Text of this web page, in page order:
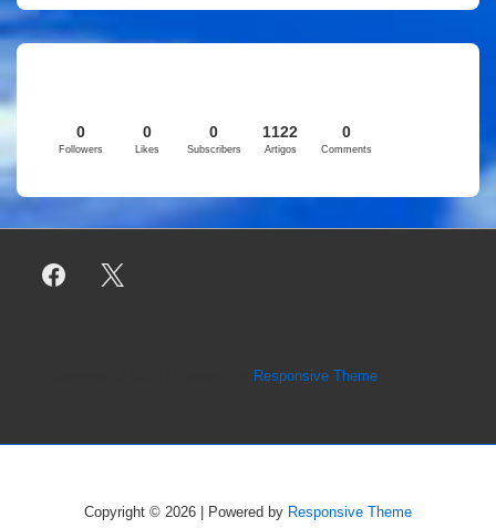
0
Followers
0
Likes
0
Subscribers
1122
Artigos
0
Comments
Responsive Theme
Copyright © 2026 | Powered by Responsive Theme